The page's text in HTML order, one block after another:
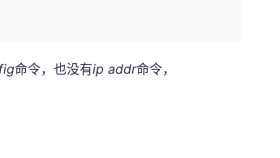
命令，也没有ip addr命令，